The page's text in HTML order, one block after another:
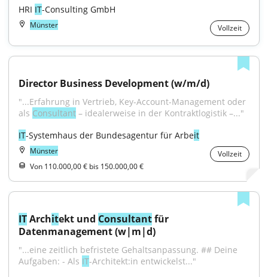
HRI IT-Consulting GmbH
Münster Vollzeit
Director Business Development (w/m/d)
"...Erfahrung in Vertrieb, Key-Account-Management oder
als Consultant – idealerweise in der Kontraktlogistik –..."
IT-Systemhaus der Bundesagentur für Arbeit
Münster
Vollzeit
Von 110.000,00 € bis 150.000,00 €
IT Architekt und Consultant für
Datenmanagement (w|m|d)
"...eine zeitlich befristete Gehaltsanpassung. ## Deine
Aufgaben: - Als IT-Architekt:in entwickelst..."